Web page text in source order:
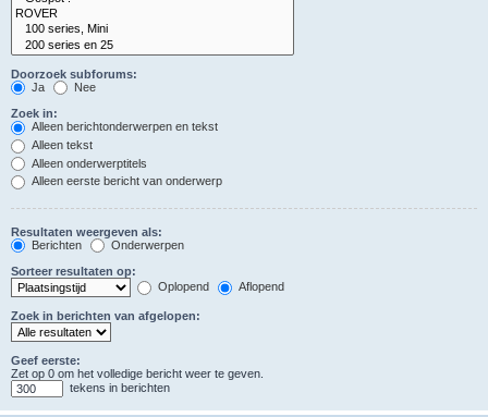
Doorzoek subforums:
Ja
Nee
Zoek in:
Alleen berichtonderwerpen en tekst
Alleen tekst
Alleen onderwerptitels
Alleen eerste bericht van onderwerp
Resultaten weergeven als:
Berichten
Onderwerpen
Sorteer resultaten op:
Oplopend
Aflopend
Zoek in berichten van afgelopen:
Geef eerste:
Zet op 0 om het volledige bericht weer te geven.
tekens in berichten